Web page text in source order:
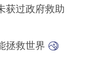
获过政府救助
拯救世界